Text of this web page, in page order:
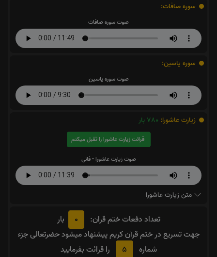
سوره صافات:
صوت سوره صافات
سوره یاسین:
صوت سوره یاسین
زیارت عاشورا: 780 بار
قرائت زیارت عاشورا را تقبل میکنم
صوت زیارت عاشورا - فانی
متن زیارت عاشورا
تعداد دفعات ختم قران: 0
بار
جهت تسریع در ختم قرآن کریم پیشنهاد میشود حضرتعالی جزء
شماره
5 را قرائت بفرمایید